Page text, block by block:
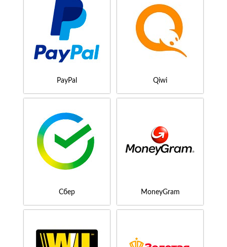
PayPal Qiwi
Сбер MoneyGram